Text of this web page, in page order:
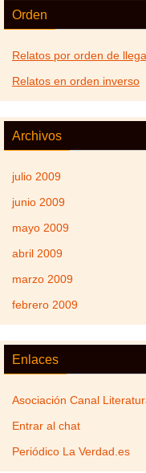
Orden
Relatos por orden de
Relatos en orden inverso
Archivos
julio 2009
junio 2009
mayo 2009
abril 2009
marzo 2009
febrero 2009
Enlaces
Asociación Canal
Entrar al chat
Periódico La Verdad.es